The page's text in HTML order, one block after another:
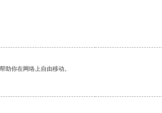
助你在网络上自由移动。